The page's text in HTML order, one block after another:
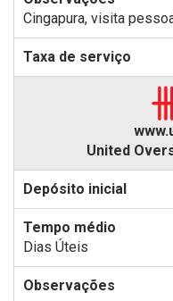
Cingapura, visita
United
Dias Úteis